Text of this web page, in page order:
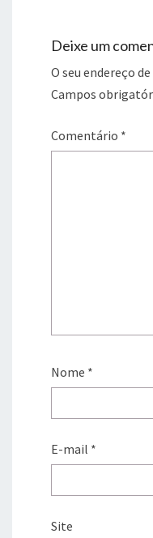
Deixe um
O seu endereço
Campos
Comentário *
Nome *
E-mail *
Site